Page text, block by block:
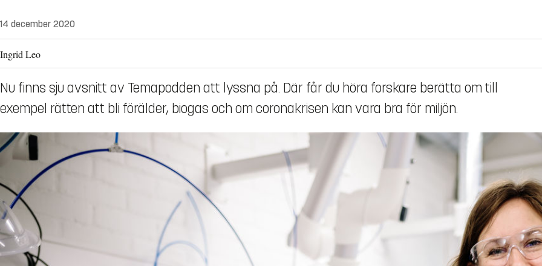
14 december 2020
Ingrid Leo
Nu finns sju avsnitt av Temapodden att lyssna på. Där får du höra forskare berätta om till
exempel rätten att bli förälder, biogas och om coronakrisen kan vara bra för miljön.